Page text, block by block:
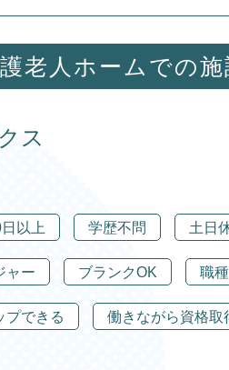
老人ホームでの
ス
以上 学歴不問 土日
ャー ブランクOK 職
プできる 働きながら資格取